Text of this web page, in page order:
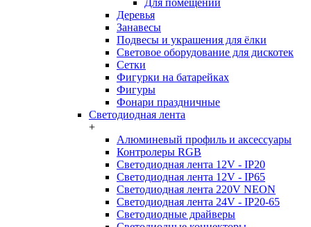
Для помещений
Деревья
Занавесы
Подвесы и украшения для ёлки
Световое оборудование для дискотек
Сетки
Фигурки на батарейках
Фигуры
Фонари праздничные
Светодиодная лента
+
Алюминевый профиль и аксессуары
Контролеры RGB
Светодиодная лента 12V - IP20
Светодиодная лента 12V - IP65
Светодиодная лента 220V NEON
Светодиодная лента 24V - IP20-65
Светодиодные драйверы